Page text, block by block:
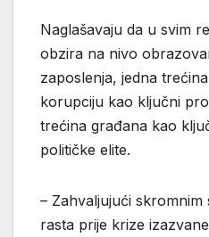
Naglašavaju da u svim
obzira na nivo
zaposlenja, jedna
korupciju kao ključni
trećina građana kao
političke elite.
– Zahvaljujući
rasta prije krize